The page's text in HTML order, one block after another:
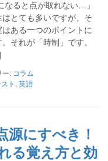
なると点が取れない…」
とても多いですが、そ
ある一つのポイントに
それが「時制」です。
ー: コラム
ト 英語
源にすべき！
る覚え方と効